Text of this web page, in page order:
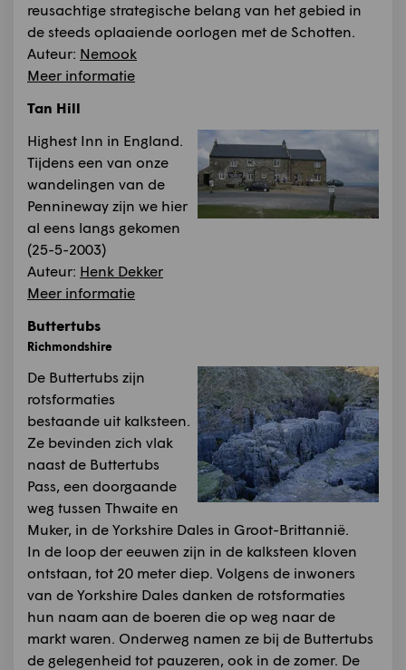
reusachtige strategische belang van het gebied in
de steeds oplaaiende oorlogen met de Schotten.
Auteur: Nemook
Meer informatie
Tan Hill
Highest Inn in England.
Tijdens een van onze
wandelingen van de
Pennineway zijn we hier
al eens langs gekomen
(25-5-2003)
Auteur: Henk Dekker
Meer informatie
Buttertubs
Richmondshire
De Buttertubs zijn
rotsformaties
bestaande uit kalksteen.
Ze bevinden zich vlak
naast de Buttertubs
Pass, een doorgaande
weg tussen Thwaite en
Muker, in de Yorkshire Dales in Groot-Brittannië.
In de loop der eeuwen zijn in de kalksteen kloven
ontstaan, tot 20 meter diep. Volgens de inwoners
van de Yorkshire Dales danken de rotsformaties
hun naam aan de boeren die op weg naar de
markt waren. Onderweg namen ze bij de Buttertubs
de gelegenheid tot pauzeren, ook in de zomer. De